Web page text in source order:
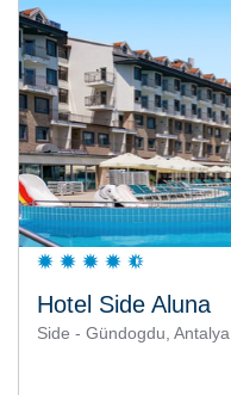
Hotel Side Aluna
Side - Gündogdu, Antalya